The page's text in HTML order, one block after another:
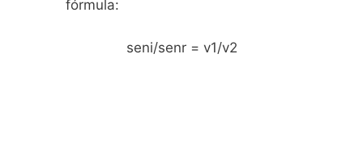
fórmula:
seni/senr = v1/v2